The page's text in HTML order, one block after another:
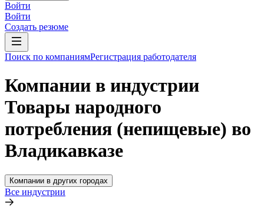
Войти
Войти
Создать резюме
Поиск по компаниямРегистрация работодателя
Компании в индустрии
Товары народного
потребления (непищевые) во
Владикавказе
Компании в других городах
Все индустрии